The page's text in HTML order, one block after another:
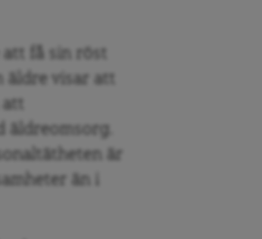
få sin röst
visar att
är
än i